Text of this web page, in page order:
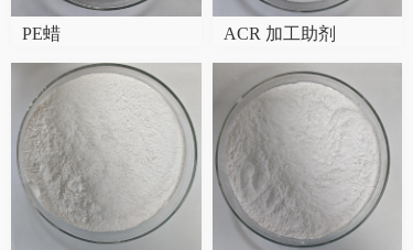
PE蜡 ACR 加工助剂